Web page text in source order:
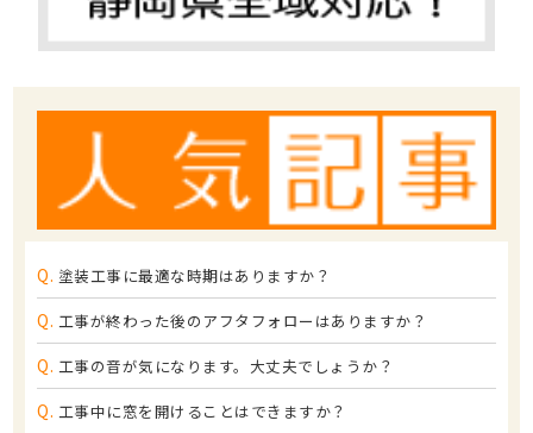
Q. 塗装工事に最適な時期はありますか？
Q. 工事が終わった後のアフタフォローはありますか？
Q. 工事の音が気になります。大丈夫でしょうか？
Q. 工事中に窓を開けることはできますか？